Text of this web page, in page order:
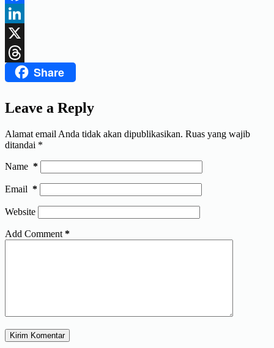
Facebook
LinkedIn
X
ThreadsShare
Leave a Reply
Alamat email Anda tidak akan dipublikasikan. Ruas yang wajib
ditandai *
Name *
Email *
Website
Add Comment *
Kirim Komentar